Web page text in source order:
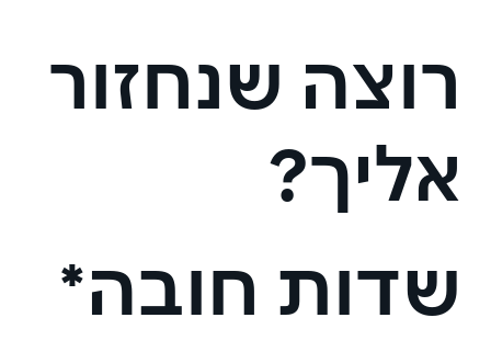
רוצה שנחזור
אליך?
שדות חובה*